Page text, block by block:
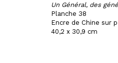
Un Général, des
Planche 38
Encre de Chine sur
40,2 x 30,9 cm